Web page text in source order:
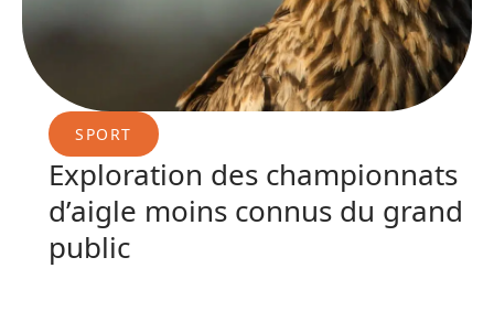
SPORT
Exploration des championnats
d’aigle moins connus du grand
public